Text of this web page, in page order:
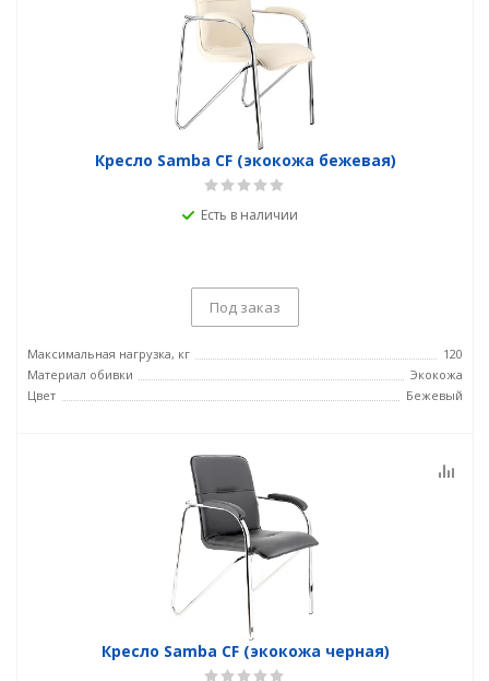
Кресло Samba CF (экокожа бежевая)
Есть в наличии
Под заказ
Максимальная нагрузка, кг
120
Материал обивки
Экокожа
Цвет
Бежевый
Кресло Samba CF (экокожа черная)